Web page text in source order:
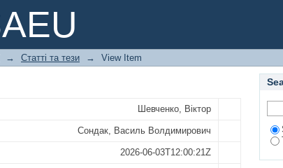
РІЧКОВИХ БАСЕЙНІВ
ТА НАСЛІДКИ
→ Статті та тези → View Item
Шевченко, Віктор
Сондак, Василь Волдимирович
2026-06-03T12:00:21Z